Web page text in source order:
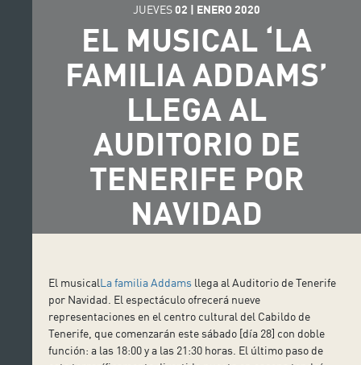
JUEVES02 | ENERO 2020
EL MUSICAL ‘LA
FAMILIA ADDAMS’
LLEGA AL
AUDITORIO DE
TENERIFE POR
NAVIDAD
El musicalLa familia Addams llega al Auditorio de Tenerife
por Navidad. El espectáculo ofrecerá nueve
representaciones en el centro cultural del Cabildo de
Tenerife, que comenzarán este sábado [día 28] con doble
función: a las 18:00 y a las 21:30 horas. El último paso de